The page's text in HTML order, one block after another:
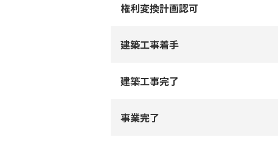
権利変換計画認可
建築⼯事着⼿
建築⼯事完了
事業完了